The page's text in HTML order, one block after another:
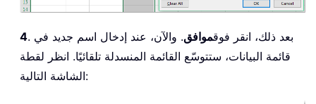
4 . بعد ذلك، انقر فوقموافق. والآن، عند إدخال اسم جديد في
قائمة البيانات، ستتوسّع القائمة المنسدلة تلقائيًا. انظر لقطة
الشاشة التالية: